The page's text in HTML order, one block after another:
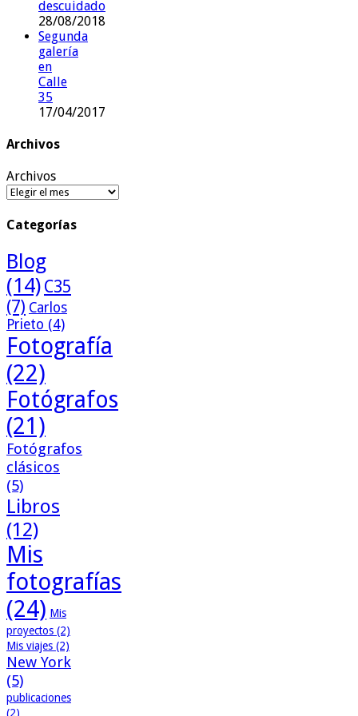
descuidado
28/08/2018
Segunda
galería
en
Calle
35
17/04/2017
Archivos
Archivos
Categorías
Blog
(14) C35
(7) Carlos
Prieto (4)
Fotografía
(22)
Fotógrafos
(21)
Fotógrafos
clásicos
(5)
Libros
(12)
Mis
fotografías
(24) Mis
proyectos (2)
Mis viajes (2)
New York
(5)
publicaciones
(2)